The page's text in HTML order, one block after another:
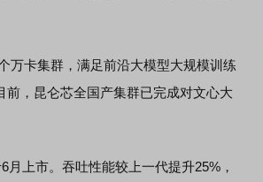
卡集群，满足前沿大模型大规模训练
，昆仑芯全国产集群已完成对文心大
上市。吞吐性能较上一代提升25%，